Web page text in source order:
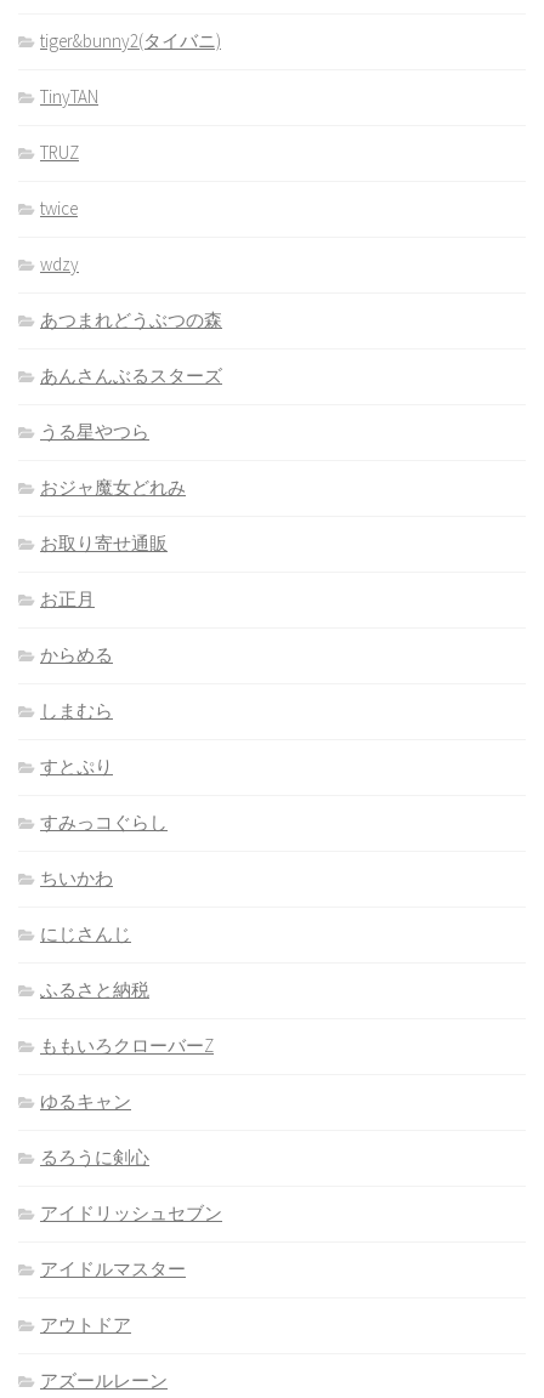
tiger&bunny2(タイバニ)
TinyTAN
TRUZ
twice
wdzy
あつまれどうぶつの森
あんさんぶるスターズ
うる星やつら
おジャ魔女どれみ
お取り寄せ通販
お正月
からめる
しまむら
すとぷり
すみっコぐらし
ちいかわ
にじさんじ
ふるさと納税
ももいろクローバーZ
ゆるキャン
るろうに剣心
アイドリッシュセブン
アイドルマスター
アウトドア
アズールレーン